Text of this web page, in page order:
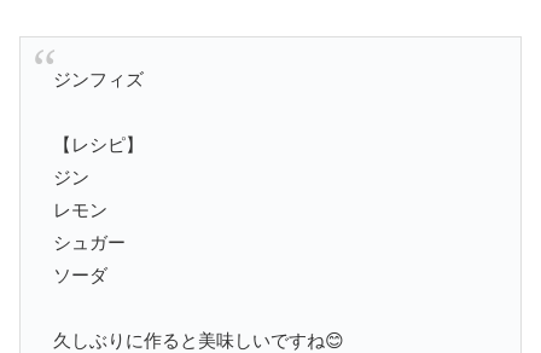
ジンフィズ
【レシピ】
ジン
レモン
シュガー
ソーダ
久しぶりに作ると美味しいですね😊